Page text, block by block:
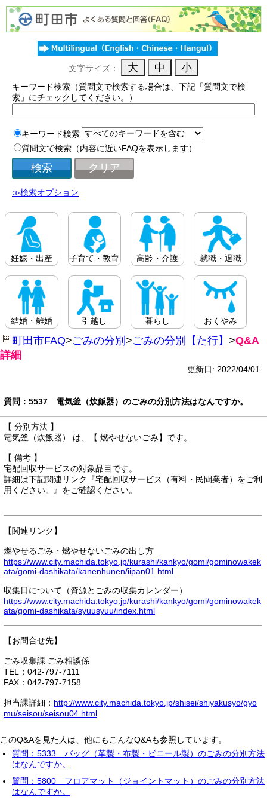
文字サイズ：
キーワード検索（質問文で検索する場合は、下記「質問文で検
索」にチェックしてください。）
キーワード検索
質問文で検索（内容に近いFAQを表示します）
≫検索オプション
妊娠・出産 子育て・教育 高齢・介護 就職・退職
結婚・離婚 引越し 暮らし おくやみ
町田市FAQ>ごみの分別 >ごみの分別【た行】 >Q&A
詳細
更新日: 2022/04/01
質問：5537 電気釜（炊飯器）のごみの分別方法はなんですか。
【 分別方法 】
電気釜（炊飯器） は、【 燃やせないごみ】です。
【 備考 】
宅配回収サービスの対象品目です。
詳細は下記関連リンク『宅配回収サービス（有料・民間業者）をご利
用ください。』をご確認ください。
【関連リンク】
燃やせるごみ・燃やせないごみの出し方
https://www.city.machida.tokyo.jp/kurashi/kankyo/gomi/gominowakek
ata/gomi-dashikata/kanenhunen/iipan01.html
収集日について（資源とごみの収集カレンダー）
https://www.city.machida.tokyo.jp/kurashi/kankyo/gomi/gominowakek
ata/gomi-dashikata/syuusyuu/index.html
【お問合せ先】
ごみ収集課 ごみ相談係
TEL：042-797-7111
FAX：042-797-7158
担当課詳細： http://www.city.machida.tokyo.jp/shisei/shiyakusyo/gyo
mu/seisou/seisou04.html
このQ&Aを見た人は、他にもこんなQ&Aも参照しています。
質問：5333 バッグ（革製・布製・ビニール製）のごみの分別方法
はなんですか。
質問：5800 フロアマット（ジョイントマット）のごみの分別方法
はなんですか。